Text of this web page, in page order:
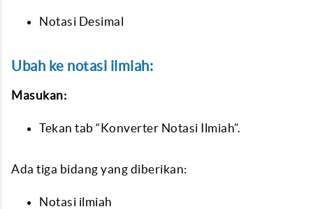
Notasi Desimal
Ubah ke notasi ilmiah:
Masukan:
Tekan tab “Konverter Notasi Ilmiah”.
Ada tiga bidang yang diberikan:
Notasi ilmiah